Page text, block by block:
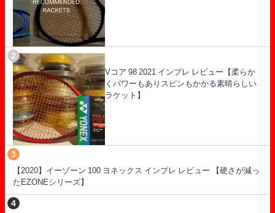
Vコア 98 2021 インプレ レビュー【柔らか
くパワーもありスピンもかかる素晴らしい
ラケット】
【2020】イーゾーン 100 ヨネックス インプレ レビュー 【硬さが減っ
たEZONEシリーズ】